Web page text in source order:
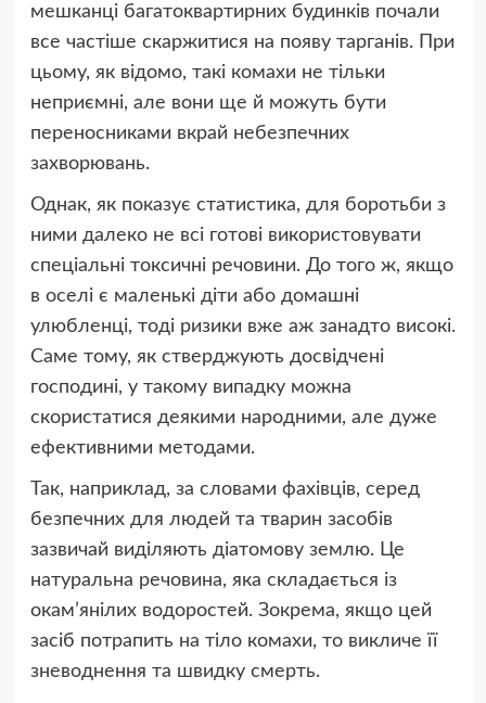
мешканці багатоквартирних будинків почали
все частіше скаржитися на появу тарганів. При
цьому, як відомо, такі комахи не тільки
неприємні, але вони ще й можуть бути
переносниками вкрай небезпечних
захворювань.
Однак, як показує статистика, для боротьби з
ними далеко не всі готові використовувати
спеціальні токсичні речовини. До того ж, якщо
в оселі є маленькі діти або домашні
улюбленці, тоді ризики вже аж занадто високі.
Саме тому, як стверджують досвідчені
господині, у такому випадку можна
скористатися деякими народними, але дуже
ефективними методами.
Так, наприклад, за словами фахівців, серед
безпечних для людей та тварин засобів
зазвичай виділяють діатомову землю. Це
натуральна речовина, яка складається із
окам’янілих водоростей. Зокрема, якщо цей
засіб потрапить на тіло комахи, то викличе її
зневоднення та швидку смерть.